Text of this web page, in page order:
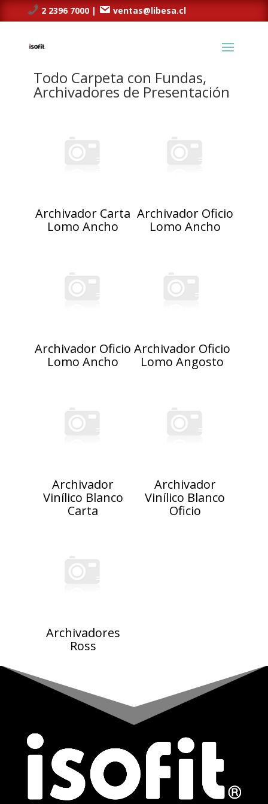
2 2396 7000 | ventas@libesa.cl
Todo Carpeta con Fundas,
Archivadores de Presentación
Archivador Carta
Lomo Ancho
Archivador Oficio
Lomo Ancho
Archivador Oficio
Lomo Ancho
Archivador Oficio
Lomo Angosto
Archivador
Vinílico Blanco
Carta
Archivador
Vinílico Blanco
Oficio
Archivadores
Ross